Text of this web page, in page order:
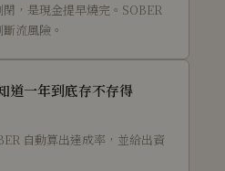
，是現金提早燒完。SOBER
流風險。
道一年到底存不存得
自動算出達成率，並給出資